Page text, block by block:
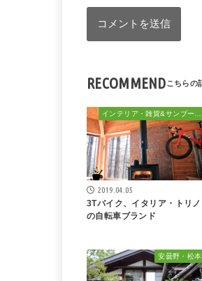
RECOMMEND
2019.04.05
3Tバイク、イタリア・トリノ
の自転車ブランド
安曇野・松本